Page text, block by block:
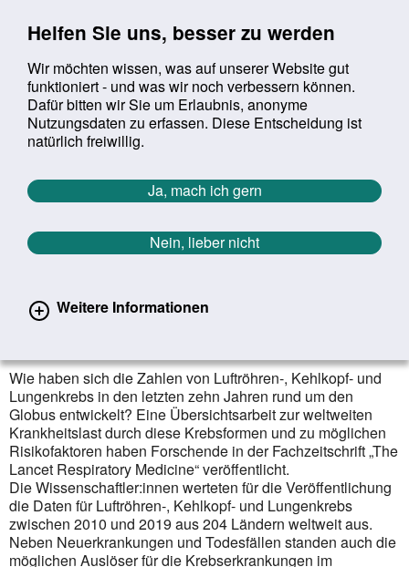
Helfen Sie uns, besser zu werden
Wir möchten wissen, was auf unserer Website gut
funktioniert - und was wir noch verbessern können.
Dafür bitten wir Sie um Erlaubnis, anonyme
Nutzungsdaten zu erfassen. Diese Entscheidung ist
natürlich freiwillig.
Ja, mach ich gern
Nein, lieber nicht
Weitere Informationen
Suchbegriff:
Sie befinden sich hier:
Startseite Aktuelles Aktuelle Meldungen
Aktuelle Meldungen
Zurück zur Übersicht erster
vorheriger
1182/1627
Krebserkrankungen der Atemwege
Wie haben sich die Zahlen von Luftröhren-, Kehlkopf- und
Lungenkrebs in den letzten zehn Jahren rund um den
Globus entwickelt? Eine Übersichtsarbeit zur weltweiten
Krankheitslast durch diese Krebsformen und zu möglichen
Risikofaktoren haben Forschende in der Fachzeitschrift „The
Lancet Respiratory Medicine“ veröffentlicht.
Die Wissenschaftler:innen werteten für die Veröffentlichung
die Daten für Luftröhren-, Kehlkopf- und Lungenkrebs
zwischen 2010 und 2019 aus 204 Ländern weltweit aus.
Neben Neuerkrankungen und Todesfällen standen auch die
möglichen Auslöser für die Krebserkrankungen im